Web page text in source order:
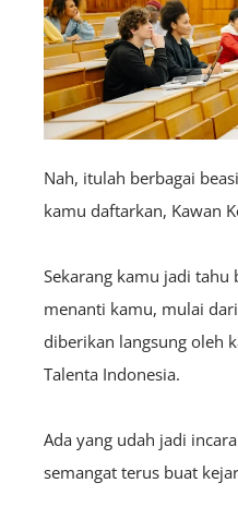
Nah, itulah berbagai
kamu daftarkan, Kawan
Sekarang kamu jadi tahu
menanti kamu, mulai
diberikan langsung oleh
Talenta Indonesia.
Ada yang udah jadi
semangat terus buat